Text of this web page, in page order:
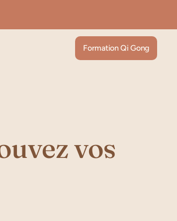
Formation Qi Gong
vos